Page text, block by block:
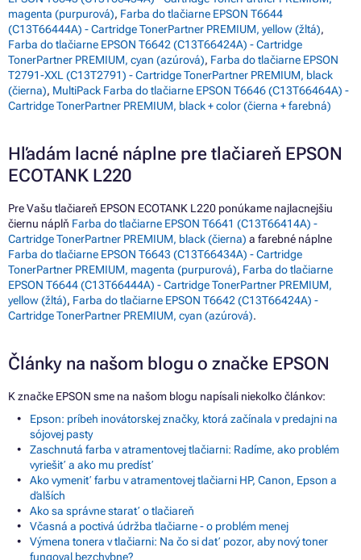
magenta (purpurová), Farba do tlačiarne EPSON T6644
(C13T66444A) - Cartridge TonerPartner PREMIUM, yellow (žltá),
Farba do tlačiarne EPSON T6642 (C13T66424A) - Cartridge
TonerPartner PREMIUM, cyan (azúrová), Farba do tlačiarne EPSON
T2791-XXL (C13T2791) - Cartridge TonerPartner PREMIUM, black
(čierna), MultiPack Farba do tlačiarne EPSON T6646 (C13T66464A) -
Cartridge TonerPartner PREMIUM, black + color (čierna + farebná)
Hľadám lacné náplne pre tlačiareň EPSON
ECOTANK L220
Pre Vašu tlačiareň EPSON ECOTANK L220 ponúkame najlacnejšiu
čiernu náplň Farba do tlačiarne EPSON T6641 (C13T66414A) -
Cartridge TonerPartner PREMIUM, black (čierna) a farebné náplne
Farba do tlačiarne EPSON T6643 (C13T66434A) - Cartridge
TonerPartner PREMIUM, magenta (purpurová), Farba do tlačiarne
EPSON T6644 (C13T66444A) - Cartridge TonerPartner PREMIUM,
yellow (žltá), Farba do tlačiarne EPSON T6642 (C13T66424A) -
Cartridge TonerPartner PREMIUM, cyan (azúrová).
Články na našom blogu o značke EPSON
K značke EPSON sme na našom blogu napísali niekoľko článkov:
Epson: príbeh inovátorskej značky, ktorá začínala v predajni na
sójovej pasty
Zaschnutá farba v atramentovej tlačiarni: Radíme, ako problém
vyriešiť a ako mu predísť
Ako vymeniť farbu v atramentovej tlačiarni HP, Canon, Epson a
ďalších
Ako sa správne starať o tlačiareň
Včasná a poctivá údržba tlačiarne - o problém menej
Výmena tonera v tlačiarni: Na čo si dať pozor, aby nový toner
fungoval bezchybne?